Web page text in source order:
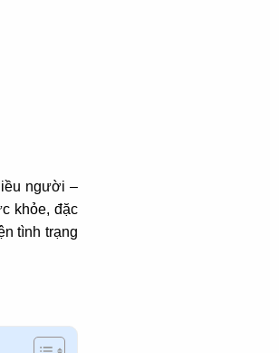
người –
khỏe, đặc
tình trạng